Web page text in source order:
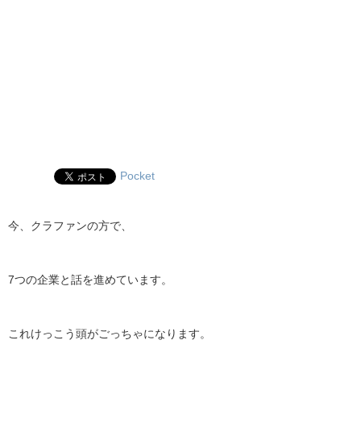
Pocket
今、クラファンの方で、
7つの企業と話を進めています。
これけっこう頭がごっちゃになります。